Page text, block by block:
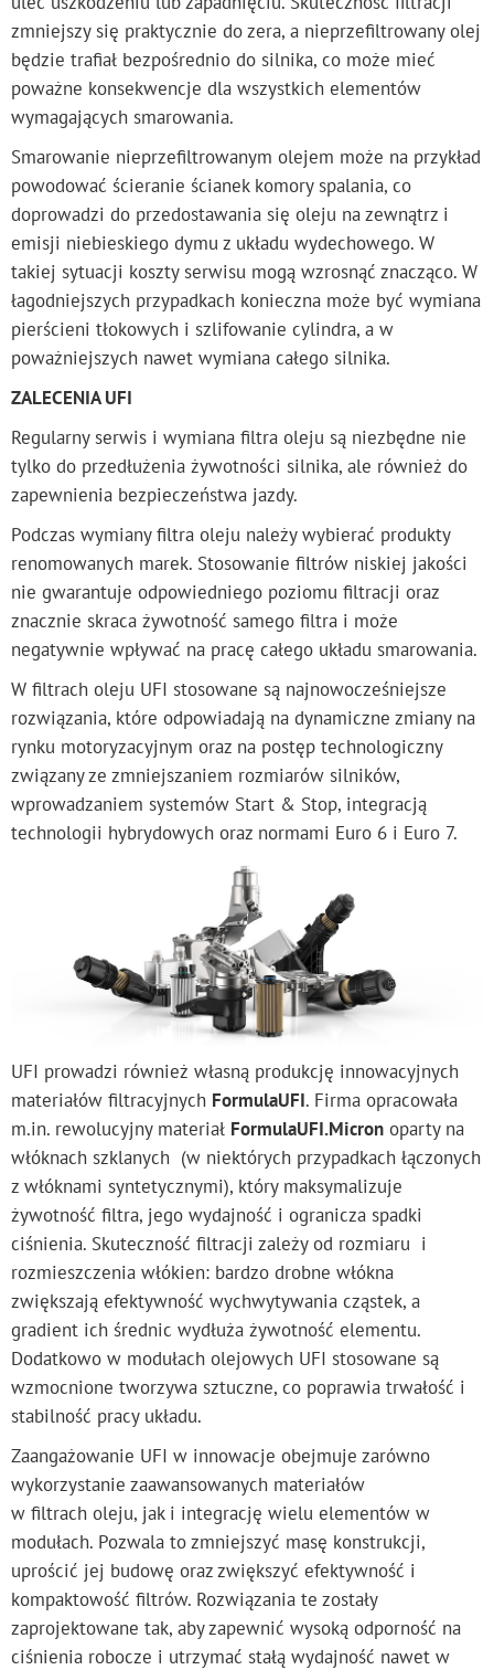
zmniejszy się praktycznie do zera, a nieprzefiltrowany olej
będzie trafiał bezpośrednio do silnika, co może mieć
poważne konsekwencje dla wszystkich elementów
wymagających smarowania.
Smarowanie nieprzefiltrowanym olejem może na przykład
powodować ścieranie ścianek komory spalania, co
doprowadzi do przedostawania się oleju na zewnątrz i
emisji niebieskiego dymu z układu wydechowego. W
takiej sytuacji koszty serwisu mogą wzrosnąć znacząco. W
łagodniejszych przypadkach konieczna może być wymiana
pierścieni tłokowych i szlifowanie cylindra, a w
poważniejszych nawet wymiana całego silnika.
ZALECENIA UFI
Regularny serwis i wymiana filtra oleju są niezbędne nie
tylko do przedłużenia żywotności silnika, ale również do
zapewnienia bezpieczeństwa jazdy.
Podczas wymiany filtra oleju należy wybierać produkty
renomowanych marek. Stosowanie filtrów niskiej jakości
nie gwarantuje odpowiedniego poziomu filtracji oraz
znacznie skraca żywotność samego filtra i może
negatywnie wpływać na pracę całego układu smarowania.
W filtrach oleju UFI stosowane są najnowocześniejsze
rozwiązania, które odpowiadają na dynamiczne zmiany na
rynku motoryzacyjnym oraz na postęp technologiczny
związany ze zmniejszaniem rozmiarów silników,
wprowadzaniem systemów Start & Stop, integracją
technologii hybrydowych oraz normami Euro 6 i Euro 7.
UFI prowadzi również własną produkcję innowacyjnych
materiałów filtracyjnych FormulaUFI. Firma opracowała
m.in. rewolucyjny materiał FormulaUFI.Micron oparty na
włóknach szklanych (w niektórych przypadkach łączonych
z włóknami syntetycznymi), który maksymalizuje
żywotność filtra, jego wydajność i ogranicza spadki
ciśnienia. Skuteczność filtracji zależy od rozmiaru i
rozmieszczenia włókien: bardzo drobne włókna
zwiększają efektywność wychwytywania cząstek, a
gradient ich średnic wydłuża żywotność elementu.
Dodatkowo w modułach olejowych UFI stosowane są
wzmocnione tworzywa sztuczne, co poprawia trwałość i
stabilność pracy układu.
Zaangażowanie UFI w innowacje obejmuje zarówno
wykorzystanie zaawansowanych materiałów
w filtrach oleju, jak i integrację wielu elementów w
modułach. Pozwala to zmniejszyć masę konstrukcji,
uprościć jej budowę oraz zwiększyć efektywność i
kompaktowość filtrów. Rozwiązania te zostały
zaprojektowane tak, aby zapewnić wysoką odporność na
ciśnienia robocze i utrzymać stałą wydajność nawet w